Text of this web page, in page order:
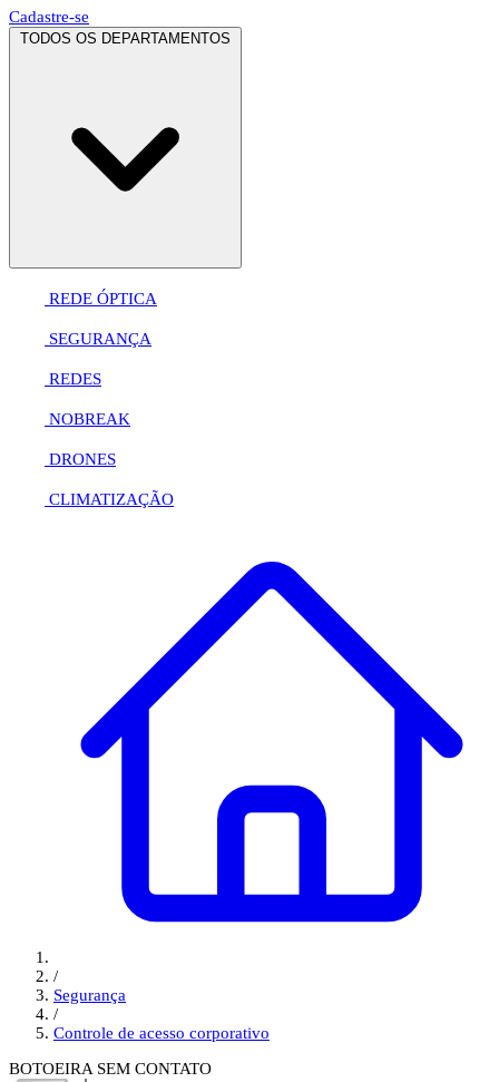
Cadastre-se
TODOS OS DEPARTAMENTOS
REDE ÓPTICA
SEGURANÇA
REDES
NOBREAK
DRONES
CLIMATIZAÇÃO
/
Segurança
/
Controle de acesso corporativo
BOTOEIRA SEM CONTATO